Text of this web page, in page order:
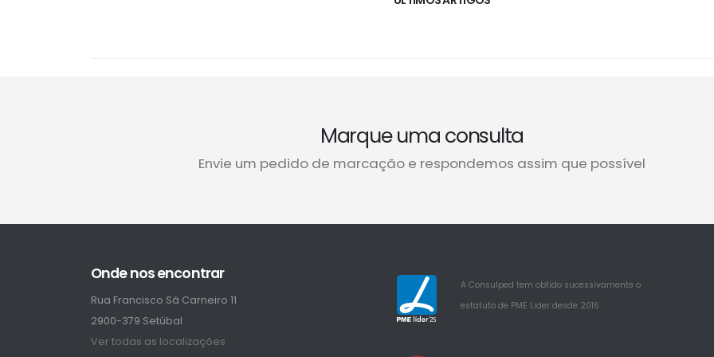
Marque uma consulta
Envie um pedido de marcação e respondemos assim que possível
Onde nos encontrar
Rua Francisco Sá Carneiro 11
2900-379 Setúbal
Ver todas as localizações
25
A Consulped tem obtido sucessivamente o
estatuto de PME Lider desde 2016